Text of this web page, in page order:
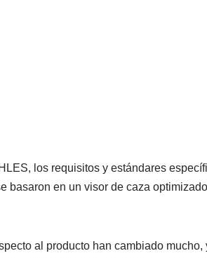
los requisitos y estándares
basaron en un visor de caza
al producto han cambiado